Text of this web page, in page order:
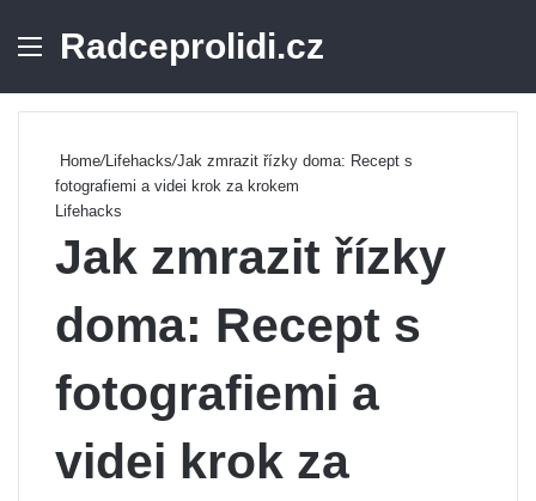
Menu
Radceprolidi.cz
Home/Lifehacks/Jak zmrazit řízky doma: Recept s
fotografiemi a videi krok za krokem
Lifehacks
Jak zmrazit řízky
doma: Recept s
fotografiemi a
videi krok za